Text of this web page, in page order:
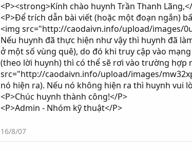
<P><strong>Kính chào huynh Trần Thanh
<P>Để trích dẫn bài viết (hoặc một đoạn ngắn)
<img src="http://caodaivn.info/upload/images/
Nếu huynh đã thực hiện như vậy thì huynh đã
ở một số vùng quê), do đó khi truy cập vào
(theo lời huynh) thì có thể sẽ rơi vào trường hợp
src="http://caodaivn.info/upload/images/
nó hiện ra). Nếu nó không hiện ra thì huynh vui
<P>Chúc huynh thành công!</P>
<P>Admin - Nhóm kỹ thuật</P>
16/8/07